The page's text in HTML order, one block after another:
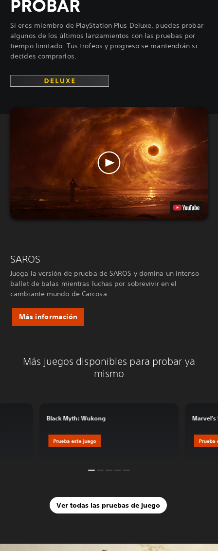
PROBAR
Si eres miembro de PlayStation Plus Deluxe, puedes probar
algunos de los últimos lanzamientos con las pruebas por
tiempo limitado. Tus trofeos y progreso se mantendrán si
decides comprarlos.
SAROS
Juega la versión de prueba de SAROS y domina un intenso
ballet de balas mientras luchas por sobrevivir en el
cambiante mundo de Carcosa.
Más información
Más juegos disponibles para probar ya
mismo
Black Myth: Wukong
Prueba este juego
Marvel's
Prueba
Ver todas las pruebas de juego